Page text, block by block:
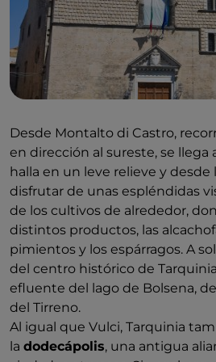
Desde Montalto di Castro,
en dirección al sureste, se llega
halla en un leve relieve y desde
disfrutar de unas espléndidas
de los cultivos de alrededor,
distintos productos, las
pimientos y los espárragos. A
del centro histórico de
efluente del lago de Bolsena,
del Tirreno.
Al igual que Vulci, Tarquinia
la dodecápolis, una antigua